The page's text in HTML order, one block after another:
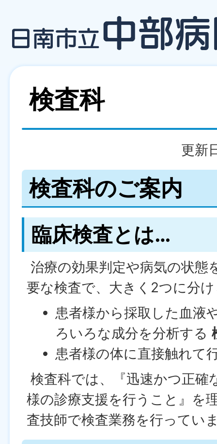
検査科
更新
検査科のご案内
臨床検査とは…
治療の効果判定や病気の状態
要な検査で、大きく2つに分
患者様から採取した血液
ろいろな成分を分析する
患者様の体に直接触れて
検査科では、『迅速かつ正確
様の診療支援を行うこと』を
査技師で検査業務を行ってい